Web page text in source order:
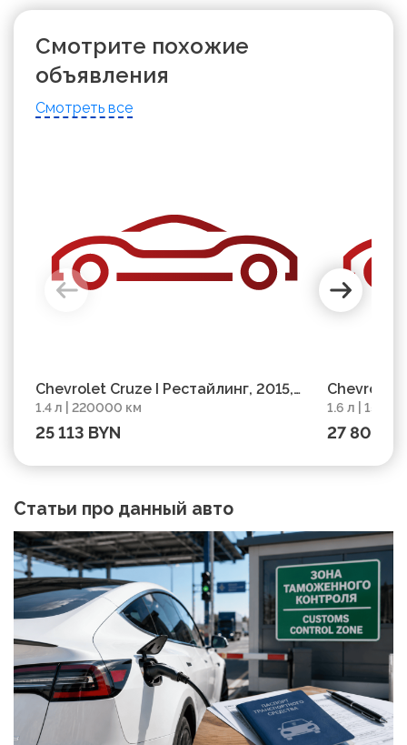
Смотрите похожие
объявления
Смотреть все
Chevrolet Cruze I Рестайлинг, 2015,
пробег 220000 км
1.4 л | 220000 км
25 113 BYN
Chevrolet
156500 км
1.6 л |
27 807
Статьи про данный авто